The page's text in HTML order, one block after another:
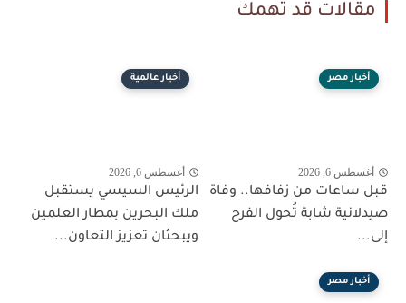
مقالات قد تهمك
أخبار مصر
أغسطس 6, 2026
قبل ساعات من زفافها.. وفاة
صيدلانية شابة تُحول الفرح
إلى...
أخبار عالمية
أغسطس 6, 2026
الرئيس السيسي يستقبل
ملك البحرين بمطار العلمين
ويبحثان تعزيز التعاون...
أخبار مصر